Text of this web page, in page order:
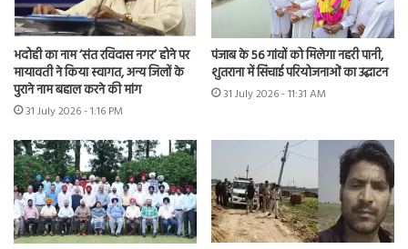
भदोही का नाम ‘संत रविदास नगर’ होने पर
मायावती ने किया स्वागत, अन्य जिलों के
पुराने नाम बहाल करने की मांग
31 July 2026 - 1:16 PM
पंजाब के 56 गांवों को मिलेगा नहरी पानी,
शुतराना में सिंचाई परियोजनाओं का उद्घाटन
31 July 2026 - 11:31 AM